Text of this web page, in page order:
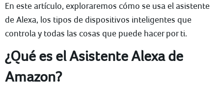
En este artículo, exploraremos cómo se usa el asistente
de Alexa, los tipos de dispositivos inteligentes que
controla y todas las cosas que puede hacer por ti.
¿Qué es el Asistente Alexa de
Amazon?